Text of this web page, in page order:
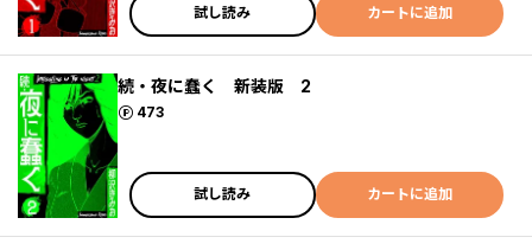
試し読み カートに追加
続・夜に蠢く 新装版 2
473
ポイント
試し読み カートに追加